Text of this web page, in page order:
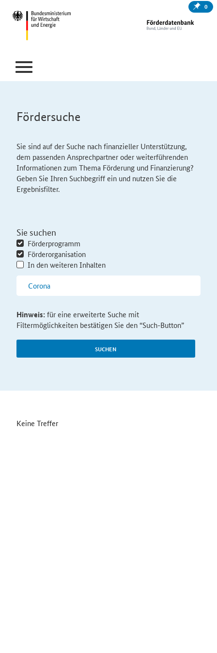
0
Fördersuche
Sie sind auf der Suche nach finanzieller Unterstützung,
dem passenden Ansprechpartner oder weiterführenden
Informationen zum Thema Förderung und Finanzierung?
Geben Sie Ihren Suchbegriff ein und nutzen Sie die
Ergebnisfilter.
Sie suchen
Förderprogramm
Förderorganisation
In den weiteren Inhalten
SUCHEN
Hinweis:für eine erweiterte Suche mit
Filtermöglichkeiten bestätigen Sie den “Such-Button”
Keine Treffer